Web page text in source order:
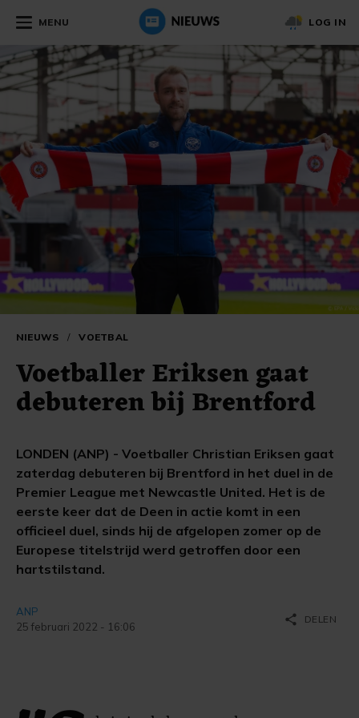
MENU LOG IN
NIEUWS / VOETBAL
Voetballer Eriksen gaat
debuteren bij Brentford
LONDEN (ANP) - Voetballer Christian Eriksen gaat
zaterdag debuteren bij Brentford in het duel in de
Premier League met Newcastle United. Het is de
eerste keer dat de Deen in actie komt in een
officieel duel, sinds hij de afgelopen zomer op de
Europese titelstrijd werd getroffen door een
hartstilstand.
ANP
25 februari 2022 - 16:06
share DELEN